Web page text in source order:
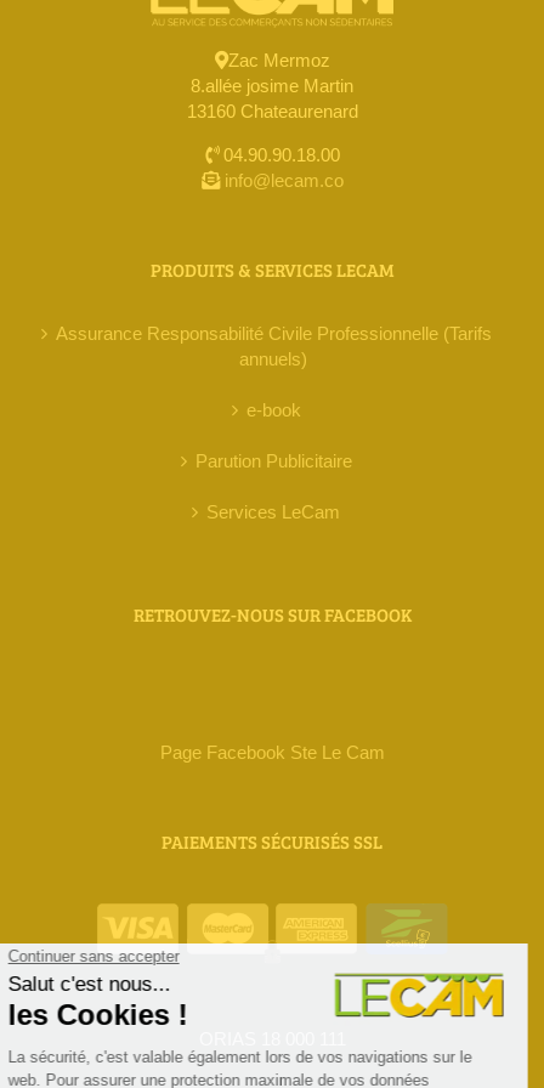
Zac Mermoz
8.allée josime Martin
13160 Chateaurenard
04.90.90.18.00
info@lecam.co
PRODUITS & SERVICES LECAM
Assurance Responsabilité Civile Professionnelle (Tarifs
annuels)
e-book
Parution Publicitaire
Services LeCam
RETROUVEZ-NOUS SUR FACEBOOK
Page Facebook Ste Le Cam
PAIEMENTS SÉCURISÉS SSL